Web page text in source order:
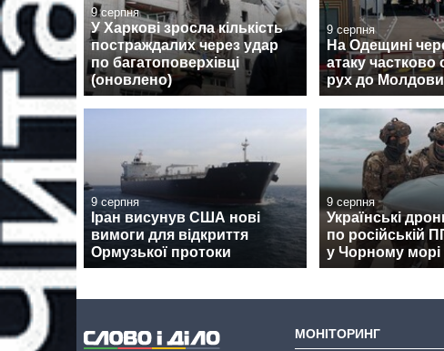
9 серпня
У Харкові зросла кількість
постраждалих через удар
по багатоповерхівці
(оновлено)
9 серпня
На Одещині
атаку
рух до Молдови
9 серпня
Іран висунув США нові
вимоги для відкриття
Ормузької протоки
9 серпня
Українські
по російській
у Чорному морі
МОНІТОРИНГ